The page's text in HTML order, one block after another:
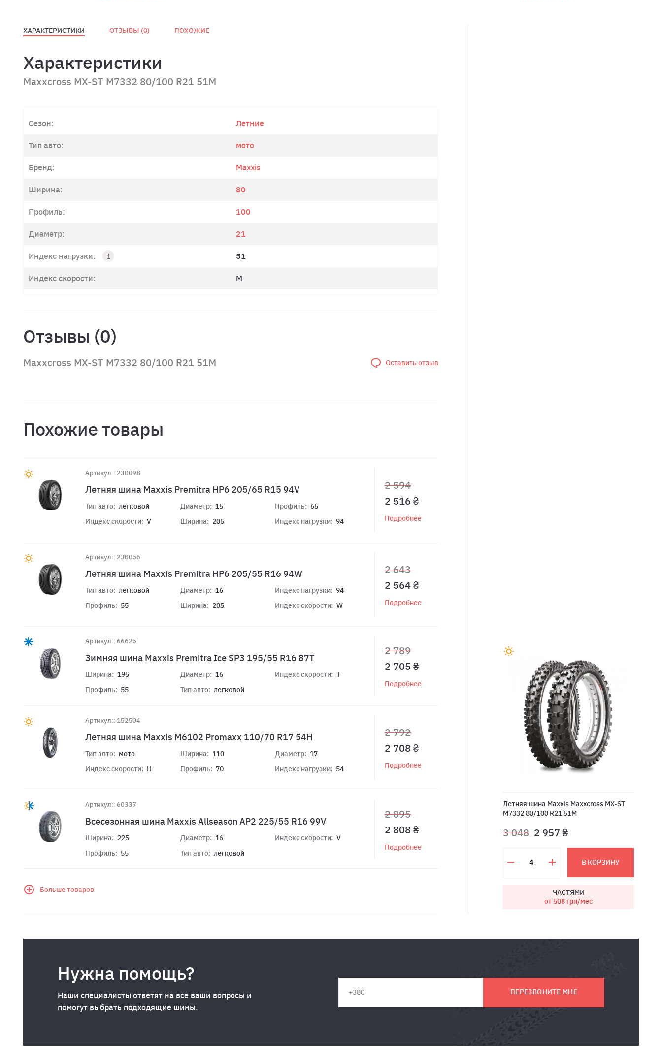
ХАРАКТЕРИСТИКИ ОТЗЫВЫ (0) ПОХОЖИЕ
Характеристики
Maxxcross MX-ST M7332 80/100 R21 51M
Сезон: Летние
Тип авто: мото
Бренд: Maxxis
Ширина: 80
Профиль: 100
Диаметр: 21
Индекс нагрузки: 51
Индекс скорости: M
Отзывы (0)
Maxxcross MX-ST M7332 80/100 R21 51M Оставить отзыв
Похожие товары
Артикул:: 230098
Летняя шина Maxxis Premitra HP6 205/65 R15 94V
Тип авто: легковой
Индекс скорости: V
Диаметр: 15
Ширина: 205
Профиль: 65
Индекс нагрузки: 94
2 594
2 516 ₴
Подробнее
Артикул:: 230056
Летняя шина Maxxis Premitra HP6 205/55 R16 94W
Тип авто: легковой
Профиль: 55
Диаметр: 16
Ширина: 205
Индекс нагрузки: 94
Индекс скорости: W
2 643
2 564 ₴
Подробнее
Артикул:: 66625
Зимняя шина Maxxis Premitra Ice SP3 195/55 R16 87T
Ширина: 195
Профиль: 55
Диаметр: 16
Тип авто: легковой
Индекс скорости: T
2 789
2 705 ₴
Подробнее
Артикул:: 152504
Летняя шина Maxxis M6102 Promaxx 110/70 R17 54H
Тип авто: мото
Индекс скорости: H
Ширина: 110
Профиль: 70
Диаметр: 17
Индекс нагрузки: 54
2 792
2 708 ₴
Подробнее
Артикул:: 60337
Всесезонная шина Maxxis Allseason AP2 225/55 R16 99V
Ширина: 225
Профиль: 55
Диаметр: 16
Тип авто: легковой
Индекс скорости: V
2 895
2 808 ₴
Подробнее
Больше товаров
Летняя шина Maxxis Maxxcross MX-ST
M7332 80/100 R21 51M
3 048 2 957 ₴
В КОРЗИНУ
ЧАСТЯМИ
от 508 грн/мес
Нужна помощь?
Наши специалисты ответят на все ваши вопросы и
помогут выбрать подходящие шины.
ПЕРЕЗВОНИТЕ МНЕ